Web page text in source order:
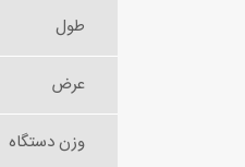
طول
عرض
وزن دستگاه